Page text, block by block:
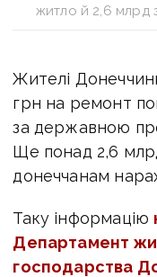
житло й 2,6 млрд
Жителі
грн на ремонт
за державною
Ще понад 2,6
донеччанам
Таку інформацію
Департамент
господарства